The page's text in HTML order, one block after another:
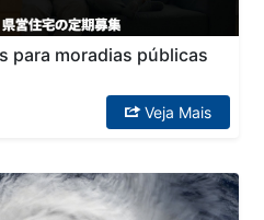
para moradias públicas
Veja Mais